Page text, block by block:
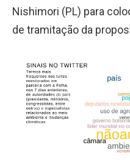
Nishimori (PL) para
de tramitação da